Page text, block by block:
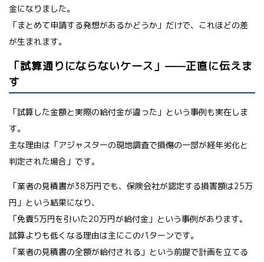
金になりました。
「まとめて申請する発想があるかどうか」だけで、これほどの差
が生まれます。
「試算通りにならないケース」——正直に伝えま
す
「試算した金額と実際の給付金が違った」という事例も実在しま
す。
主な理由は「アジャスターの現地調査で損傷の一部が経年劣化と
判定された場合」です。
「業者の見積書が38万円でも、保険会社が認定する損害額は25万
円」という結果になり、
「免責5万円を引いた20万円が給付金」という事例があります。
試算よりも低くなる理由は主にこのパターンです。
「業者の見積書の全額が給付される」という前提で計画を立てる